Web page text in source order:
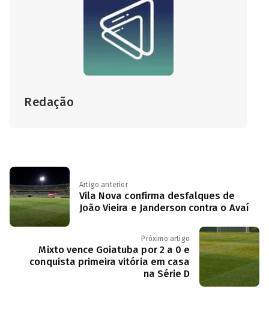
Redação
Artigo anterior
Vila Nova confirma desfalques de
João Vieira e Janderson contra o Avaí
Próximo artigo
Mixto vence Goiatuba por 2 a 0 e
conquista primeira vitória em casa
na Série D